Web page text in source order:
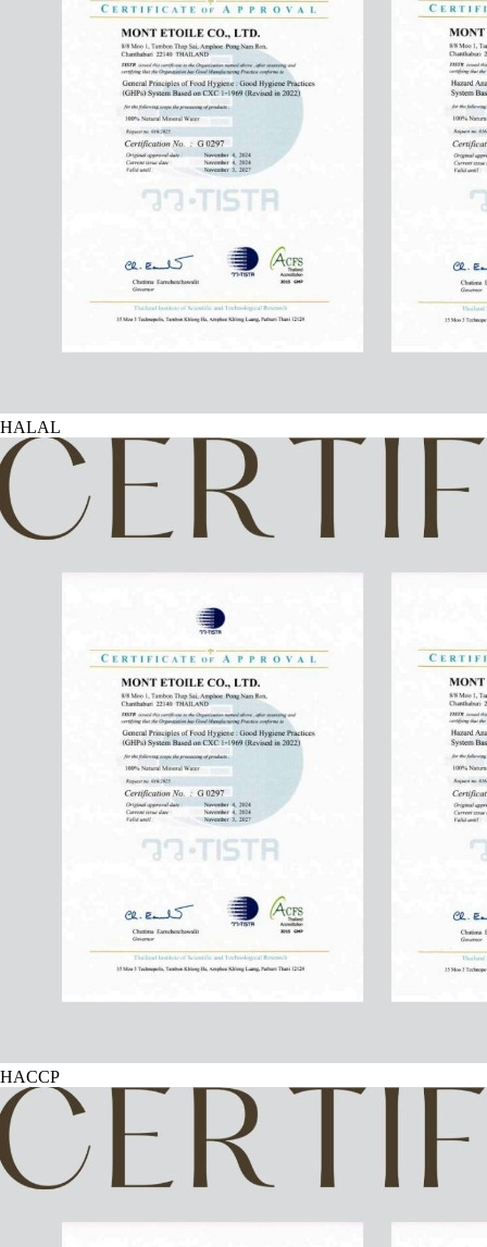
HALAL
HACCP